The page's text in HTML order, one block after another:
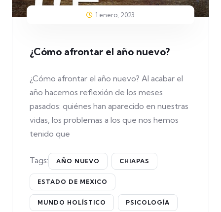
1 enero, 2023
¿Cómo afrontar el año nuevo?
¿Cómo afrontar el año nuevo? Al acabar el
año hacemos reflexión de los meses
pasados: quiénes han aparecido en nuestras
vidas, los problemas a los que nos hemos
tenido que
Tags: AÑO NUEVO CHIAPAS
ESTADO DE MEXICO
MUNDO HOLÍSTICO PSICOLOGÍA